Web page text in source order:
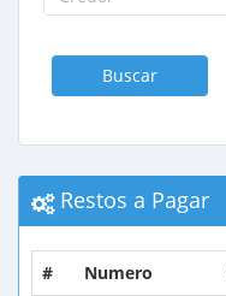
Buscar
Restos a Pagar
# Numero